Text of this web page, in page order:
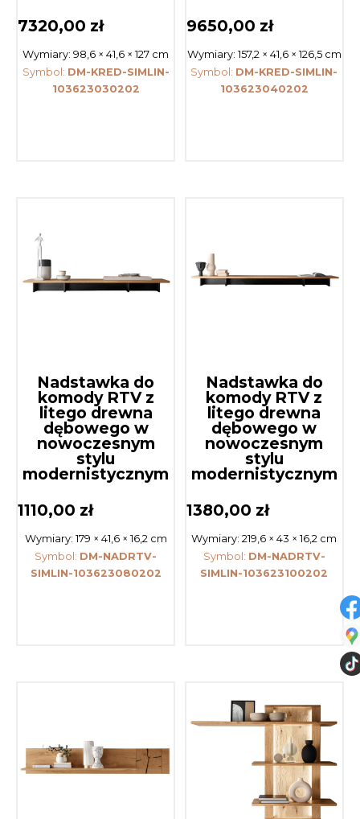
7320,00 zł
Wymiary:98,6 × 41,6 × 127 cm
Symbol: DM-KRED-SIMLIN-
103623030202
9650,00 zł
Wymiary: 157,2 × 41,6 × 126,5 cm
Symbol: DM-KRED-SIMLIN-
103623040202
Nadstawka do
komody RTV z
litego drewna
dębowego w
nowoczesnym
stylu
modernistycznym
1110,00 zł
Wymiary: 179 × 41,6 × 16,2 cm
Symbol: DM-NADRTV-
SIMLIN-103623080202
Nadstawka do
komody RTV z
litego drewna
dębowego w
nowoczesnym
stylu
modernistycznym
1380,00 zł
Wymiary:219,6 × 43 × 16,2 cm
Symbol: DM-NADRTV-
SIMLIN-103623100202